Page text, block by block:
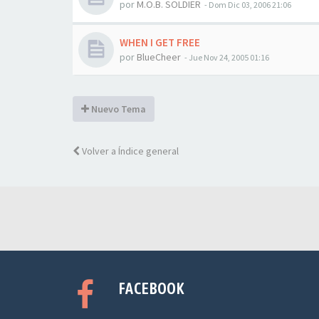
por M.O.B. SOLDIER - Dom Dic 03, 2006 21:06
WHEN I GET FREE
por BlueCheer - Jue Nov 24, 2005 01:16
Nuevo Tema
Volver a Índice general
FACEBOOK